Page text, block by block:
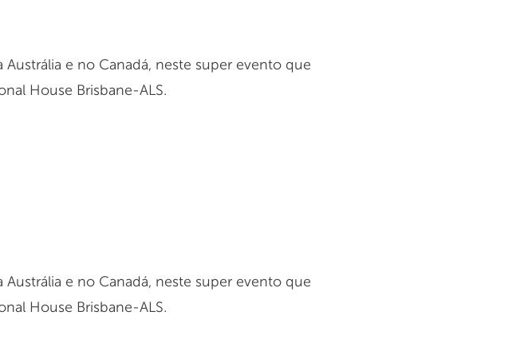
e no Canadá, neste super evento que
House Brisbane-ALS.
e no Canadá, neste super evento que
House Brisbane-ALS.